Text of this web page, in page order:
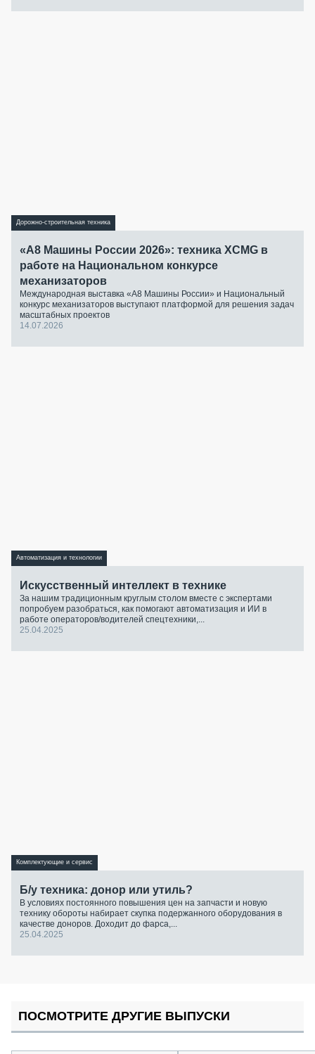
Дорожно-строительная техника
«А8 Машины России 2026»: техника XCMG в
работе на Национальном конкурсе
механизаторов
Международная выставка «А8 Машины России» и Национальный
конкурс механизаторов выступают платформой для решения задач
масштабных проектов
14.07.2026
Автоматизация и технологии
Искусственный интеллект в технике
За нашим традиционным круглым столом вместе с экспертами
попробуем разобраться, как помогают автоматизация и ИИ в
работе операторов/водителей спецтехники,...
25.04.2025
Комплектующие и сервис
Б/у техника: донор или утиль?
В условиях постоянного повышения цен на запчасти и новую
технику обороты набирает скупка подержанного оборудования в
качестве доноров. Доходит до фарса,...
25.04.2025
ПОСМОТРИТЕ ДРУГИЕ ВЫПУСКИ